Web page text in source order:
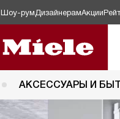
Шоу-рум ДизайнерамАкции
АКСЕССУАРЫ И